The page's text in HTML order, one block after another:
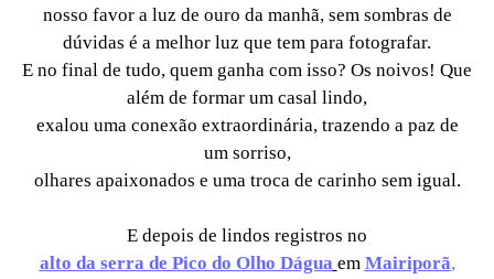
nosso favor a luz de ouro da manhã, sem sombras de
dúvidas é a melhor luz que tem para fotografar.
E no final de tudo, quem ganha com isso? Os noivos! Que
além de formar um casal lindo,
exalou uma conexão extraordinária, trazendo a paz de
um sorriso,
olhares apaixonados e uma troca de carinho sem igual.
E depois de lindos registros no
alto da serra de Pico do Olho Dágua em Mairiporã,